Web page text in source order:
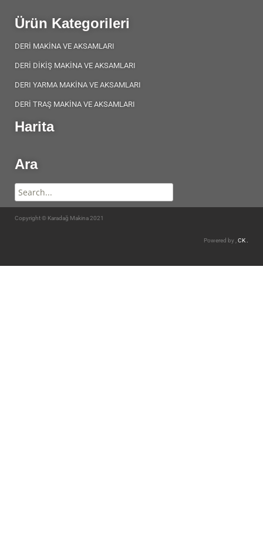
Ürün Kategorileri
DERİ MAKİNA VE AKSAMLARI
DERİ DİKİŞ MAKİNA VE AKSAMLARI
DERI YARMA MAKİNA VE AKSAMLARI
DERİ TRAŞ MAKİNA VE AKSAMLARI
Harita
Ara
Copyright © Karadağ Makina 2021
Powered by , CK .